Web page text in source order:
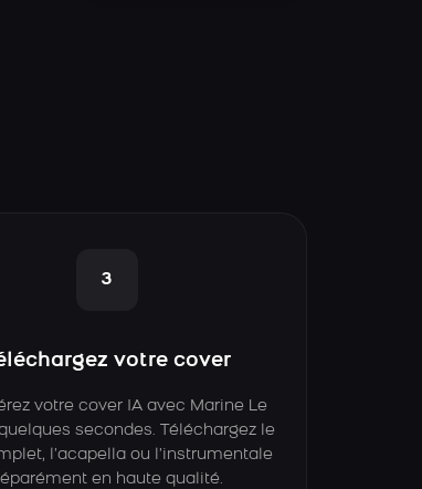
3
votre cover
votre cover IA avec Marine Le
secondes. Téléchargez le
l’acapella ou l’instrumentale
en haute qualité.